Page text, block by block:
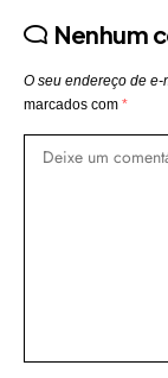
Nenhum
O seu endereço de
marcados com *